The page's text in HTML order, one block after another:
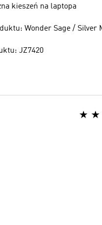
kieszeń na laptopa
Wonder Sage / Silver
JZ7420